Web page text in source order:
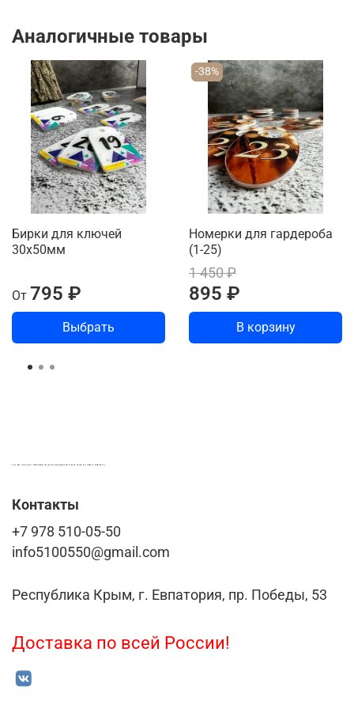
Аналогичные товары
Бирки для ключей
30х50мм
От 795 ₽
Выбрать
-38%
Номерки для гардероба
(1-25)
1 450 ₽
895 ₽
В корзину
Контакты
+7 978 510-05-50
info5100550@gmail.com
Республика Крым, г. Евпатория, пр. Победы, 53
Доставка по всей России!